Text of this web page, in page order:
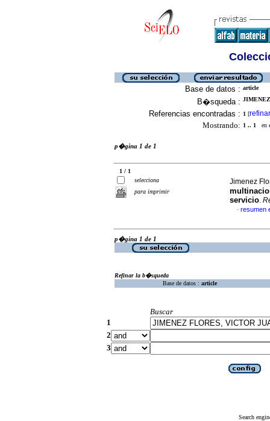
Base de datos : article
B�squeda :
Referencias encontradas : 1 [refinar
Mostrando: 1 .. 1 en
p�gina 1 de 1
1 / 1
selecciona
para imprimir
Jimenez
servicio.
· resumen
p�gina 1 de 1
Refinar la b�squeda
Base de datos : article
Buscar
1
2
3
Search